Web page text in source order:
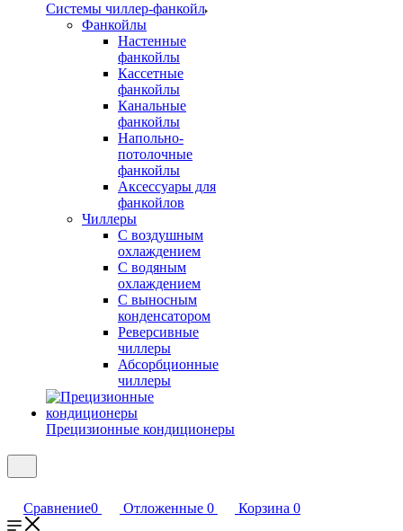
Системы чиллер-фанкойл
Фанкойлы
Настенные
фанкойлы
Кассетные
фанкойлы
Канальные
фанкойлы
Напольно-
потолочные
фанкойлы
Аксессуары для
фанкойлов
Чиллеры
С воздушным
охлаждением
С водяным
охлаждением
С выносным
конденсатором
Реверсивные
чиллеры
Абсорбционные
чиллеры
Прецизионные кондиционеры
Сравнение0 Отложенные 0 Корзина 0